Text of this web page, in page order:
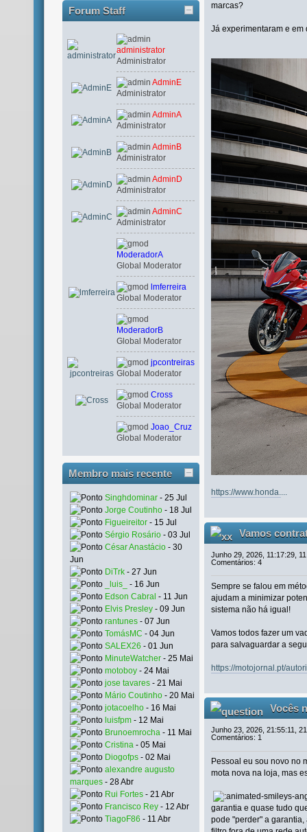
Forum Staff
administrator
Administrator
AdminE
Administrator
AdminA
Administrator
AdminB
Administrator
AdminD
Administrator
AdminC
Administrator
ModeradorA
Global Moderator
lmferreira
Global Moderator
ModeradorB
Global Moderator
jpcontreiras
Global Moderator
Cross
Global Moderator
Joao_Cruz
Global Moderator
Membro mais recente
Singhdominar - 25 Jul
Jorge Coutinho - 18 Jul
Figueireitor - 15 Jul
Sérgio Rosário - 03 Jul
César Anastácio - 30
Jun
DiTrk - 27 Jun
_luis_
- 16 Jun
Edson Cabral - 11 Jun
Elvis Presley - 09 Jun
rantunes - 07 Jun
TomásMC - 04 Jun
SALEX26 - 01 Jun
MinuteWatcher - 25 Mai
motoboy - 24 Mai
jose tavares - 21 Mai
Mário Coutinho - 20 Mai
jotacoelho - 16 Mai
luisfpm - 12 Mai
Brunoemrocha - 11 Mai
Cristina - 05 Mai
Diogofps - 02 Mai
alexandre augusto
marques - 28 Abr
Rui Fortes - 21 Abr
Francisco Rey - 12 Abr
TiagoF86 - 11 Abr
marcas?
Já experimentaram e em
https://www.honda....
Vamos
Junho 29, 2026, 11:17:29,
Comentários: 4
Sempre se falou em
ajudam a minimizar
sistema não há igual!
Vamos todos fazer um
para salvaguardar a
https://motojornal.pt/
Vocês
Junho 23, 2026, 21:55:11,
Comentários: 1
Pessoal eu sou novo no
mota nova na loja, mas
garantia e quase tudo
pode "perder" a